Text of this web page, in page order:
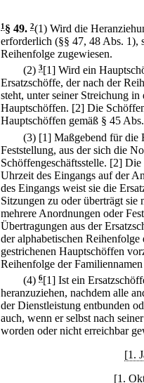
1 § 49. 2(1) Wird die
erforderlich (§§ 47, 48 Abs. 1),
Reihenfolge zugewiesen.
(2) 3[1] Wird ein
Ersatzschöffe, der nach der
steht, unter seiner Streichung
Hauptschöffen. [2] Die
Hauptschöffen gemäß § 45
(3) [1] Maßgebend für die
Feststellung, aus der sich die
Schöffengeschäftsstelle. [2] Die
Uhrzeit des Eingangs auf der
des Eingangs weist sie die
Sitzungen zu oder überträgt
mehrere Anordnungen oder
Übertragungen aus der
der alphabetischen
gestrichenen Hauptschöffen
Reihenfolge der
(4) 6[1] Ist ein
heranzuziehen, nachdem alle
der Dienstleistung entbunden
auch, wenn er selbst nach
worden oder nicht erreichbar
[1.
[1.